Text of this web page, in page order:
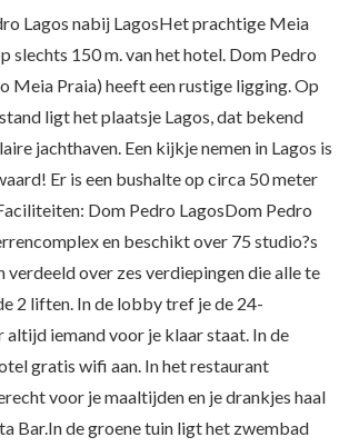
Lagos nabij LagosHet prachtige Meia
slechts 150 m. van het hotel. Dom Pedro
Meia Praia) heeft een rustige ligging. Op
ligt het plaatsje Lagos, dat bekend
jachthaven. Een kijkje nemen in Lagos is
Er is een bushalte op circa 50 meter
Dom Pedro LagosDom Pedro
en beschikt over 75 studio?s
verdeeld over zes verdiepingen die alle te
2 liften. In de lobby tref je de 24-
altijd iemand voor je klaar staat. In de
gratis wifi aan. In het restaurant
voor je maaltijden en je drankjes haal
Bar.In de groene tuin ligt het zwembad